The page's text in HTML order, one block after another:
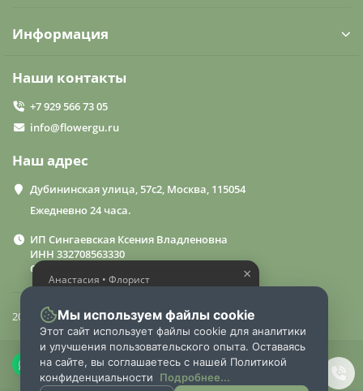
Информация
Наши контакты
+7 929 566 73 05
info@flowergu.ru
Наш адрес
Дубининская улица, 57с2, Москва, 115054
Ежедневно 24 часа.
ИП Сингаевская Ксения Владленовна
ИНН 332708563330
ОГРН 310332714600015
2024 «FlowerGuru»
×
Анастасия • Флорист
букет
Мы используем файлы cookie
Этот сайт использует файлы cookie для аналитики
и улучшения пользовательского опыта. Оставаясь
на сайте, вы соглашаетесь с нашей Политикой
конфиденциальности
Подробнее...